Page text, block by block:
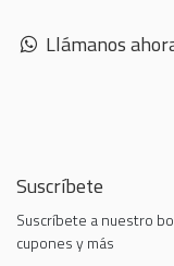
Llámanos
Suscríbete
Suscríbete a nuestro
cupones y más